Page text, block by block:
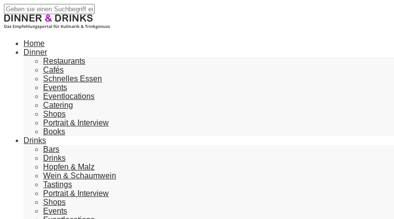
Home
Dinner
Restaurants
Cafés
Schnelles Essen
Events
Eventlocations
Catering
Shops
Portrait & Interview
Books
Drinks
Bars
Drinks
Hopfen & Malz
Wein & Schaumwein
Tastings
Portrait & Interview
Shops
Events